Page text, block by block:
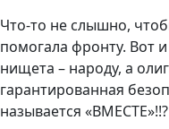
Что-то не слышно,
помогала фронту. Вот
нищета – народу, а
гарантированная
называется «ВМЕСТЕ»!!?